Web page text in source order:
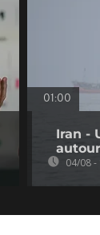
01:00
Iran -
04/08 -